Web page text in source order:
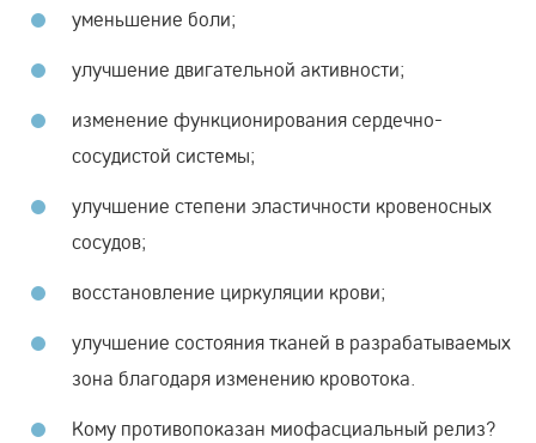
уменьшение боли;
улучшение двигательной активности;
изменение функционирования сердечно-
сосудистой системы;
улучшение степени эластичности кровеносных
сосудов;
восстановление циркуляции крови;
улучшение состояния тканей в разрабатываемых
зона благодаря изменению кровотока.
Кому противопоказан миофасциальный релиз?